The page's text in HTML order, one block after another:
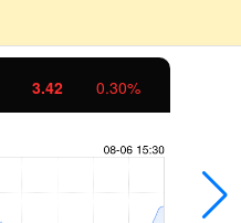
3.42 0.30%